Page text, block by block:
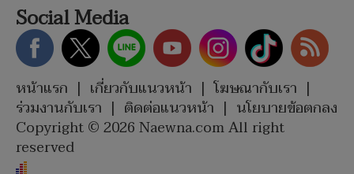
Social Media
หน้าแรก | เกี่ยวกับแนวหน้า | โฆษณากับเรา |
ร่วมงานกับเรา | ติดต่อแนวหน้า | นโยบายข้อตกลง
Copyright © 2026 Naewna.com All right
reserved